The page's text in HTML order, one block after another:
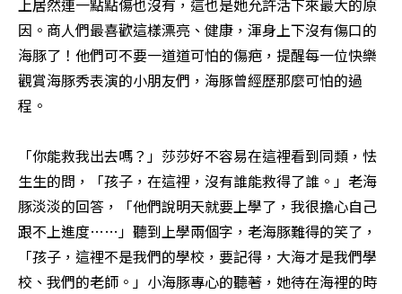
上居然連一點點傷也沒有，這也是她允許活下來最大的原
因。商人們最喜歡這樣漂亮、健康，渾身上下沒有傷口的
海豚了！他們可不要一道道可怕的傷疤，提醒每一位快樂
觀賞海豚秀表演的小朋友們，海豚曾經歷那麼可怕的過
程。
「你能救我出去嗎？」莎莎好不容易在這裡看到同類，怯
生生的問，「孩子，在這裡，沒有誰能救得了誰。」老海
豚淡淡的回答，「他們說明天就要上學了，我很擔心自己
跟不上進度……」聽到上學兩個字，老海豚難得的笑了，
「孩子，這裡不是我們的學校，要記得，大海才是我們學
校、我們的老師。」小海豚專心的聽著，她待在海裡的時